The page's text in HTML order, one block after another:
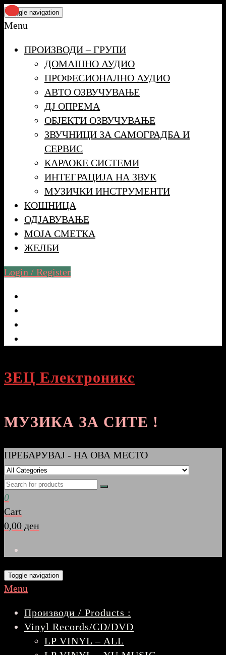
Skip
to
content
Toggle navigation
Menu
ПРОИЗВОДИ – ГРУПИ
ДОМАШНО АУДИО
ПРОФЕСИОНАЛНО АУДИО
АВТО ОЗВУЧУВАЊЕ
ДЈ ОПРЕМА
ОБЈЕКТИ ОЗВУЧУВАЊЕ
ЗВУЧНИЦИ ЗА САМОГРАДБА И
СЕРВИС
КАРАОКЕ СИСТЕМИ
ИНТЕГРАЦИЈА НА ЗВУК
МУЗИЧКИ ИНСТРУМЕНТИ
КОШНИЦА
ОДЈАВУВАЊЕ
МОЈА СМЕТКА
ЖЕЛБИ
Login / Register
ЗЕЦ Електроникс
МУЗИКА ЗА СИТЕ !
ПРЕБАРУВАЈ - НА ОВА МЕСТО
0
Cart
0,00 ден
Toggle navigation
Menu
Производи / Products :
Vinyl Records/CD/DVD
LP VINYL – ALL